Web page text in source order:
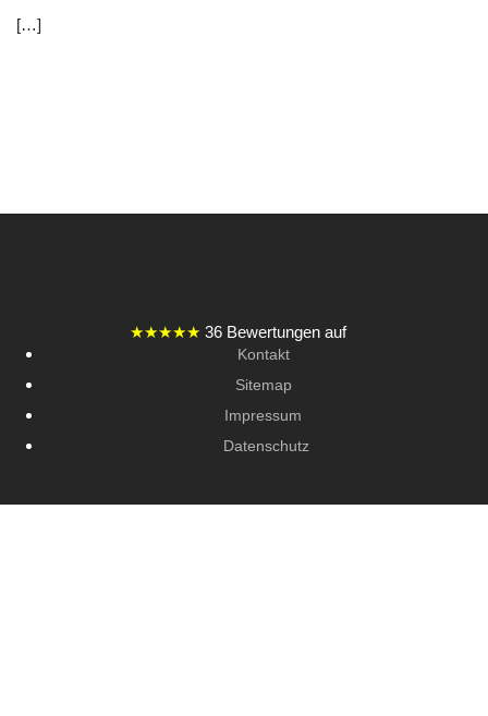
[…]
★★★★★ 36 Bewertungen auf
Kontakt
Sitemap
Impressum
Datenschutz